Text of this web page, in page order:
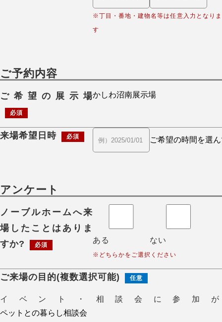
※丁目・番地・建物名等は任意入力となりま
す
ご予約内容
ご希望の展示場
必須
来場希望日時 必須
アンケート
ノーブルホームへ来
場したことはありま
すか?
必須
ある ない
※どちらかをご選択ください
ご来場の目的(複数選択可能) 任意
イベント・相談会に参加